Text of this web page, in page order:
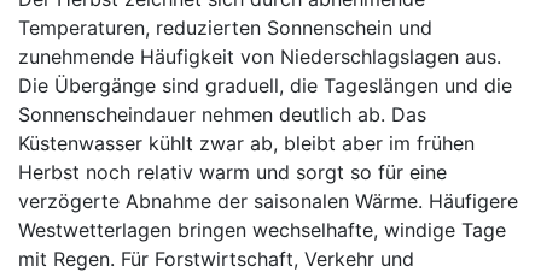
Temperaturen, reduzierten Sonnenschein und
zunehmende Häufigkeit von Niederschlagslagen aus.
Die Übergänge sind graduell, die Tageslängen und die
Sonnenscheindauer nehmen deutlich ab. Das
Küstenwasser kühlt zwar ab, bleibt aber im frühen
Herbst noch relativ warm und sorgt so für eine
verzögerte Abnahme der saisonalen Wärme. Häufigere
Westwetterlagen bringen wechselhafte, windige Tage
mit Regen. Für Forstwirtschaft, Verkehr und